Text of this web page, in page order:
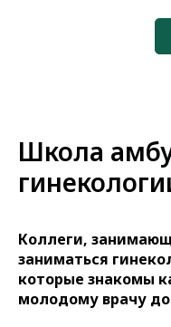
Школа
Коллеги,
заниматься
которые знакомы
молодому врачу до